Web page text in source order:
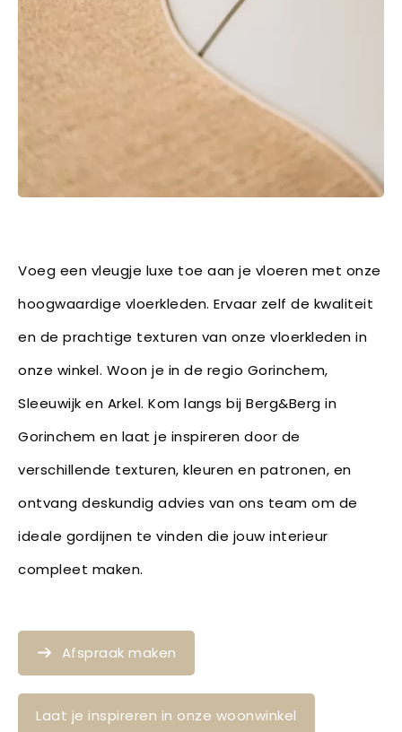
Voeg een vleugje luxe toe aan je vloeren met onze
hoogwaardige vloerkleden. Ervaar zelf de kwaliteit
en de prachtige texturen van onze vloerkleden in
onze winkel. Woon je in de regio Gorinchem,
Sleeuwijk en Arkel. Kom langs bij Berg&Berg in
Gorinchem en laat je inspireren door de
verschillende texturen, kleuren en patronen, en
ontvang deskundig advies van ons team om de
ideale gordijnen te vinden die jouw interieur
compleet maken.
Afspraak maken
Laat je inspireren in onze woonwinkel